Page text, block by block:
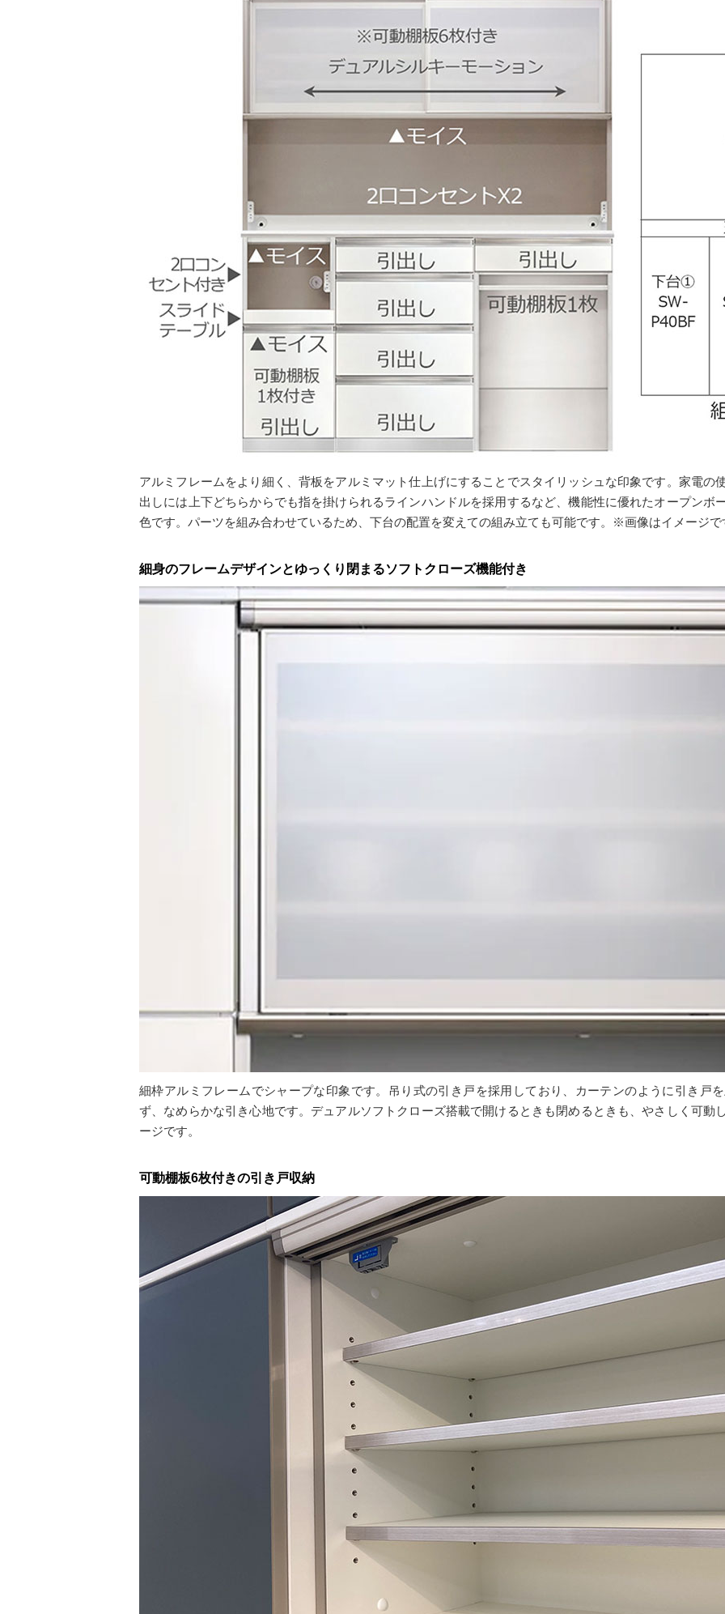
アルミフレームをより細く、背板をアルミマット仕上げにすることでスタイリッシュな印象です。家電の
出しには上下どちらからでも指を掛けられるラインハンドルを採用するなど、機能性に優れたオープンボ
色です。パーツを組み合わせているため、下台の配置を変えての組み立ても可能です。※画像はイメージで
細身のフレームデザインとゆっくり閉まるソフトクローズ機能付き
細枠アルミフレームでシャープな印象です。吊り式の引き戸を採用しており、カーテンのように引き戸
ず、なめらかな引き心地です。デュアルソフトクローズ搭載で開けるときも閉めるときも、やさしく可
ージです。
可動棚板6枚付きの引き戸収納